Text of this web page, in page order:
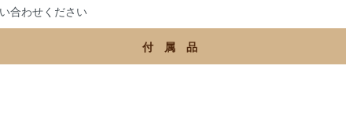
合わせください
付 属 品